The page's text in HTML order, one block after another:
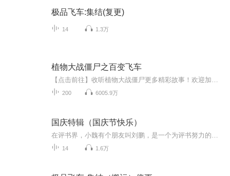
极品飞车:集结(复更)
14 1.3万
植物大战僵尸之百变飞车
200 6005.9万
国庆特辑（国庆节快乐）
14 1.6万